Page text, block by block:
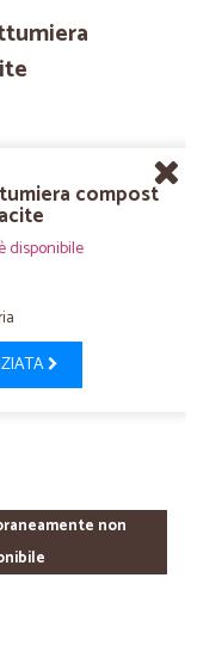
compost
disponibile
non